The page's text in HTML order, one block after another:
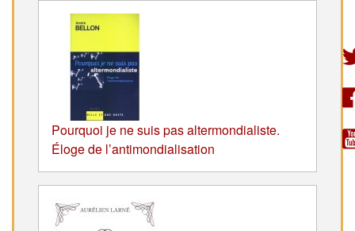
Pourquoi je ne suis pas altermondialiste.
Éloge de l’antimondialisation